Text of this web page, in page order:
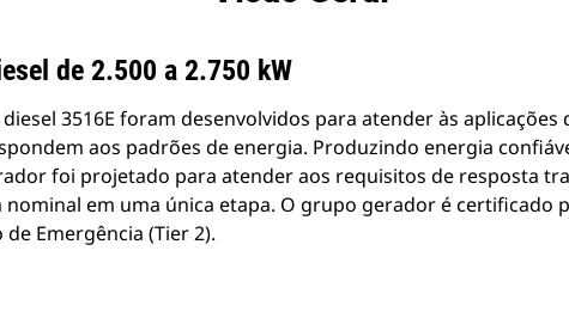
de 2.500 a 2.750 kW
3516E foram desenvolvidos para atender às aplicações
aos padrões de energia. Produzindo energia
foi projetado para atender aos requisitos de resposta
nominal em uma única etapa. O grupo gerador é certificado
Emergência (Tier 2).